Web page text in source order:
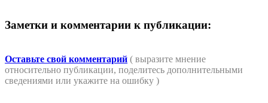
Заметки и комментарии к публикации:
Оставьте свой комментарий ( выразите мнение
относительно публикации, поделитесь дополнительными
сведениями или укажите на ошибку )